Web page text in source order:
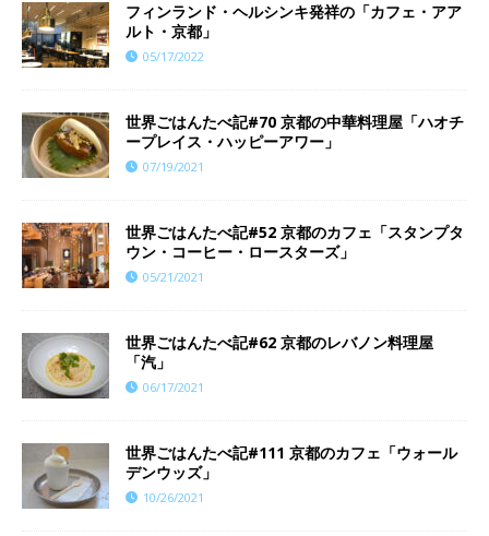
フィンランド・ヘルシンキ発祥の「カフェ・アア
ルト・京都」
05/17/2022
世界ごはんたべ記#70 京都の中華料理屋「ハオチ
ープレイス・ハッピーアワー」
07/19/2021
世界ごはんたべ記#52 京都のカフェ「スタンプタ
ウン・コーヒー・ロースターズ」
05/21/2021
世界ごはんたべ記#62 京都のレバノン料理屋
「汽」
06/17/2021
世界ごはんたべ記#111 京都のカフェ「ウォール
デンウッズ」
10/26/2021